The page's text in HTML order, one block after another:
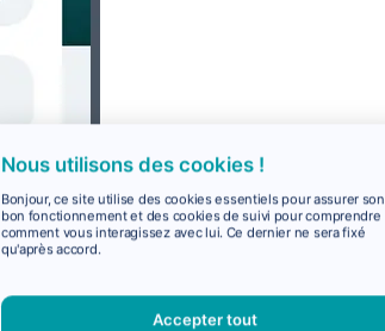
Nous utilisons des cookies !
Bonjour, ce site utilise des cookies essentiels pour assurer son
bon fonctionnement et des cookies de suivi pour comprendre
comment vous interagissez avec lui. Ce dernier ne sera fixé
qu'après accord.
Accepter tout